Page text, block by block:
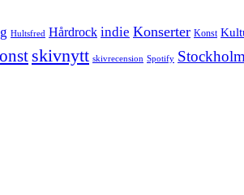
Hultsfred Hårdrock indie Konserter Konst
skivnytt skivrecension Spotify Stockholm